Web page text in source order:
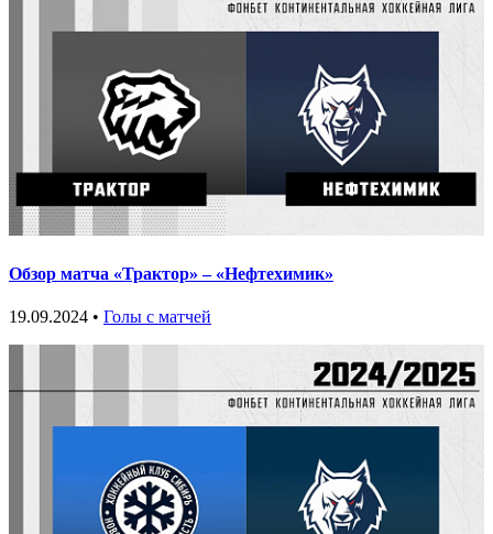
Обзор матча «Трактор» – «Нефтехимик»
19.09.2024 • Голы с матчей